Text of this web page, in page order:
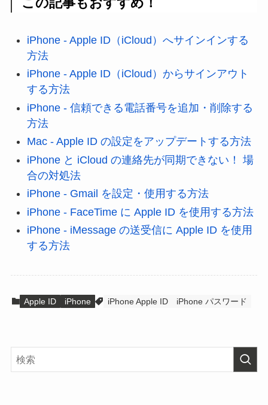
iPhone - Apple ID（iCloud）へサインインする
方法
iPhone - Apple ID（iCloud）からサインアウト
する方法
iPhone - 信頼できる電話番号を追加・削除する
方法
Mac - Apple ID の設定をアップデートする方法
iPhone と iCloud の連絡先が同期できない！ 場
合の対処法
iPhone - Gmail を設定・使用する方法
iPhone - FaceTime に Apple ID を使用する方法
iPhone - iMessage の送受信に Apple ID を使用
する方法
Apple ID iPhone iPhone Apple ID iPhone パスワード